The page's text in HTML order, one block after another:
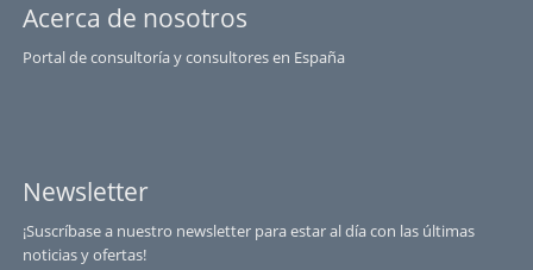
Acerca de nosotros
Portal de consultoría y consultores en España
Newsletter
¡Suscríbase a nuestro newsletter para estar al día con las últimas
noticias y ofertas!